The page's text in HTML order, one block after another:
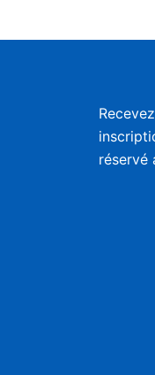
réservé